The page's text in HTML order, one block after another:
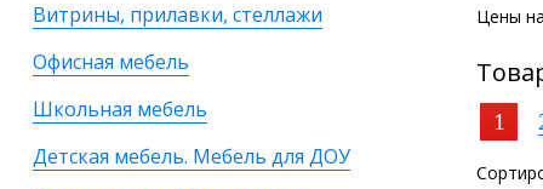
Витрины, прилавки, стеллажи
Офисная мебель
Школьная мебель
Детская мебель. Мебель для ДОУ
Цены
1